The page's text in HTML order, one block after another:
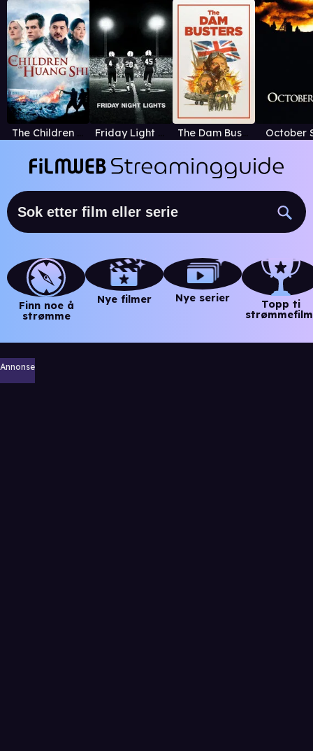
The Children of Huang Shi Friday Light Nights The Dam Busters October
Finn noe å
strømme
Nye filmer Nye serier
Topp ti
Annonse